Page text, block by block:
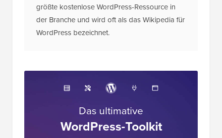
größte kostenlose WordPress-Ressource in
der Branche und wird oft als das Wikipedia für
WordPress bezeichnet.
Das ultimative
WordPress-Toolkit